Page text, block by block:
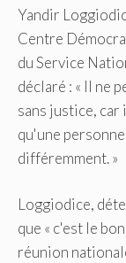
Yandir
Centre
du Service
déclaré : « Il ne
sans justice, car
qu'une
différemment. »
Loggiodice,
que « c'est le
réunion